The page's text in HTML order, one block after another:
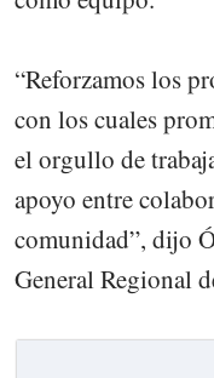
“Reforzamos los
con los cuales
el orgullo de
apoyo entre
comunidad”, dijo
General Regional